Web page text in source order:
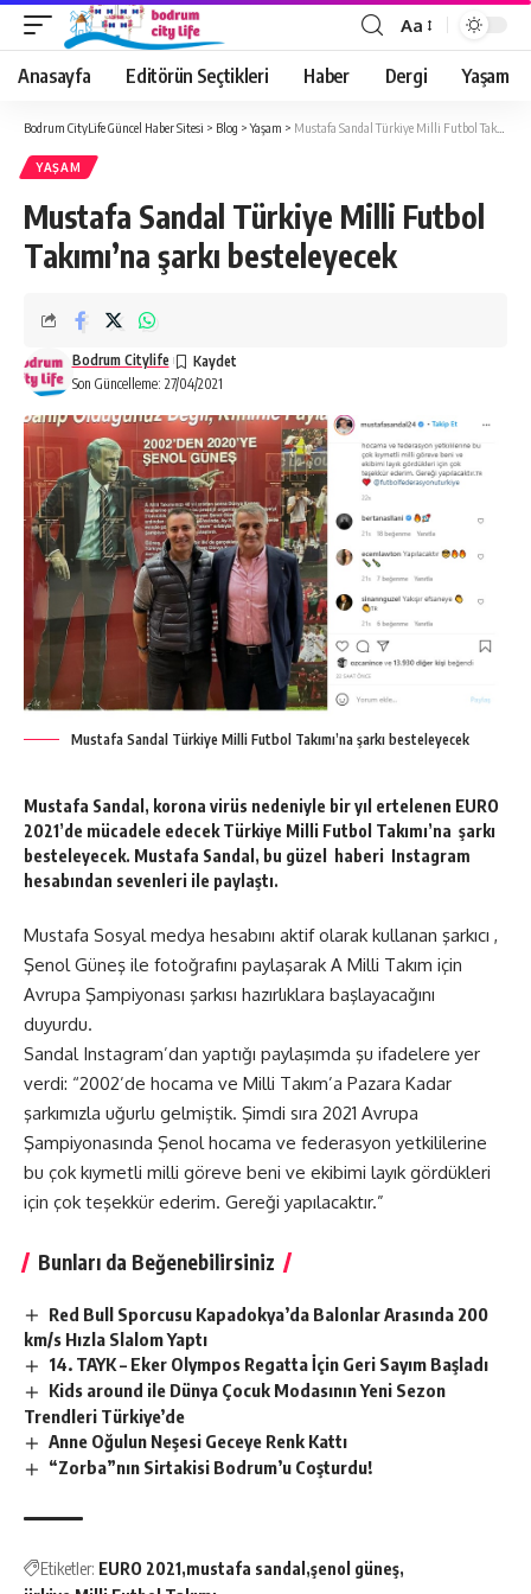
Aa
Anasayfa Editörün Seçtikleri Haber Dergi Yaşam
Bodrum CityLife Güncel Haber Sitesi > Blog >Yaşam > Mustafa Sandal Türkiye Milli Futbol Takımı’na şarkı besteleyecek
YAŞAM
Mustafa Sandal Türkiye Milli Futbol
Takımı’na şarkı besteleyecek
Son Güncelleme: 27/04/2021
Bodrum Citylife
Mustafa Sandal Türkiye Milli Futbol Takımı’na şarkı besteleyecek
Mustafa Sandal, korona virüs nedeniyle bir yıl ertelenen EURO
2021’de mücadele edecek Türkiye Milli Futbol Takımı’na şarkı
besteleyecek. Mustafa Sandal, bu güzel haberi Instagram
hesabından sevenleri ile paylaştı.
Mustafa Sosyal medya hesabını aktif olarak kullanan şarkıcı ,
Şenol Güneş ile fotoğrafını paylaşarak A Milli Takım için
Avrupa Şampiyonası şarkısı hazırlıklara başlayacağını
duyurdu.
Sandal Instagram’dan yaptığı paylaşımda şu ifadelere yer
verdi: “2002’de hocama ve Milli Takım’a Pazara Kadar
şarkımızla uğurlu gelmiştik. Şimdi sıra 2021 Avrupa
Şampiyonasında Şenol hocama ve federasyon yetkililerine
bu çok kıymetli milli göreve beni ve ekibimi layık gördükleri
için çok teşekkür ederim. Gereği yapılacaktır.”
Bunları da Beğenebilirsiniz
Red Bull Sporcusu Kapadokya’da Balonlar Arasında 200
km/s Hızla Slalom Yaptı
14. TAYK – Eker Olympos Regatta İçin Geri Sayım Başladı
Kids around ile Dünya Çocuk Modasının Yeni Sezon
Trendleri Türkiye’de
Anne Oğulun Neşesi Geceye Renk Kattı
“Zorba”nın Sirtakisi Bodrum’u Coşturdu!
Etiketler: EURO 2021 mustafa sandal şenol güneş